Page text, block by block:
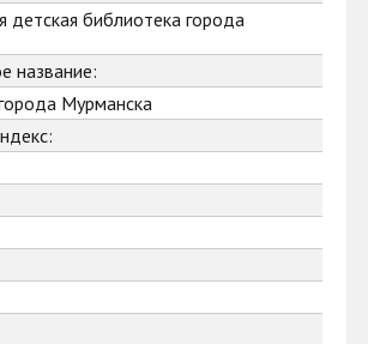
детская библиотека города
название:
Мурманска